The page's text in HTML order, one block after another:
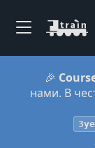
🎉
нами. В